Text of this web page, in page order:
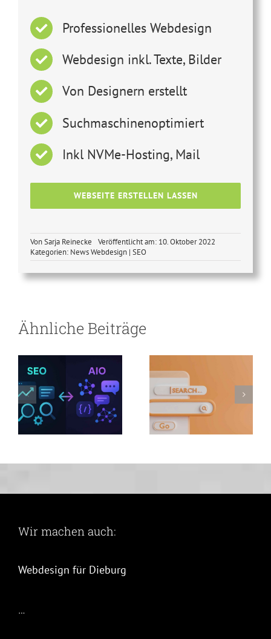
Professionelles Webdesign
Webdesign inkl. Texte, Bilder
Von Designern erstellt
Suchmaschinenoptimiert
Inkl NVMe-Hosting, Mail
WEBSEITE ERSTELLEN LASSEN
VonSarja Reinecke
Veröffentlicht am: 10. Oktober 2022
Kategorien: News Webdesign | SEO
Ähnliche Beiträge
SEO-
Optimierung –
warum jetzt
profitieren
Wir machen auch:
Webdesign für Dieburg
…